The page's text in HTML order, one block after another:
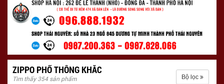
ZIPPO PHỔ THÔNG KHẮC
Tìm thấy 354 sản phẩm Bộ lọc